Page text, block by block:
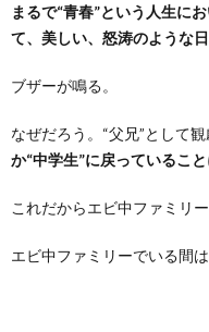
まるで“青春”という人生に
て、美しい、怒涛のような
ブザーが鳴る。
なぜだろう。“父兄”として
か“中学生”に戻っていること
これだからエビ中ファミリ
エビ中ファミリーでいる間